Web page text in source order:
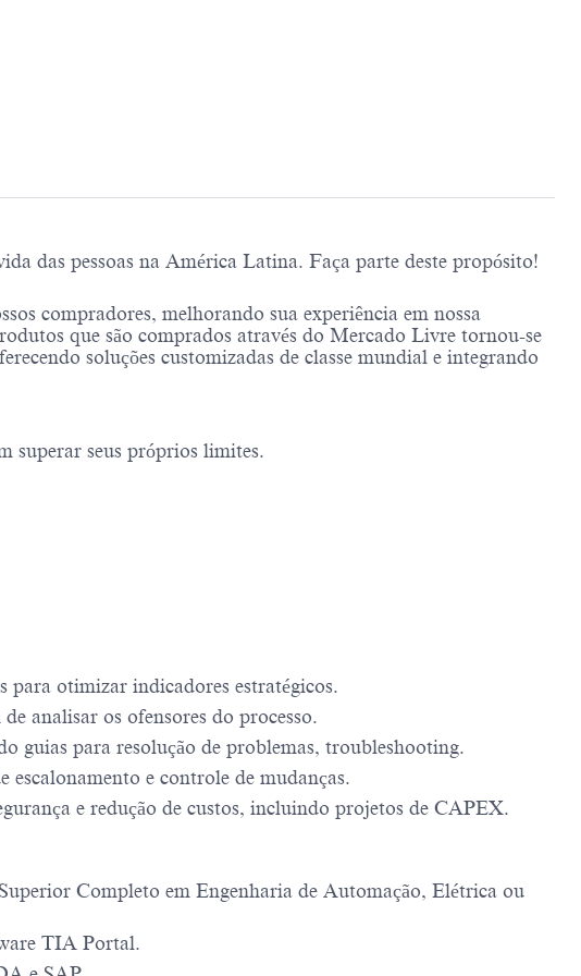
das pessoas na América Latina. Faça parte deste propósito!
compradores, melhorando sua experiência em nossa
que são comprados através do Mercado Livre tornou-se
soluções customizadas de classe mundial e integrando
superar seus próprios limites.
para otimizar indicadores estratégicos.
analisar os ofensores do processo.
guias para resolução de problemas, troubleshooting.
e controle de mudanças.
e redução de custos, incluindo projetos de CAPEX.
Completo em Engenharia de Automação, Elétrica ou
TIA Portal.